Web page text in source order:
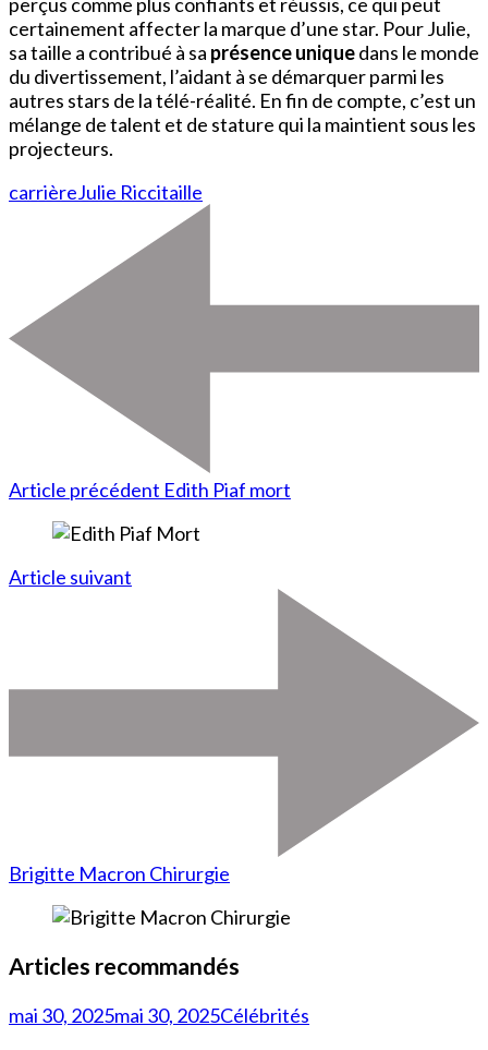
certainement affecter la marque d’une star. Pour Julie,
sa taille a contribué à sa présence uniquedans le monde
du divertissement, l’aidant à se démarquer parmi les
autres stars de la télé-réalité. En fin de compte, c’est un
mélange de talent et de stature qui la maintient sous les
projecteurs.
carrièreJulie Riccitaille
Article précédent Edith Piaf mort
Article suivant
Brigitte Macron Chirurgie
Articles recommandés
mai 30, 2025mai 30, 2025Célébrités